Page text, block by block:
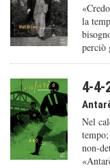
la
perciò
4-
Nel
non-